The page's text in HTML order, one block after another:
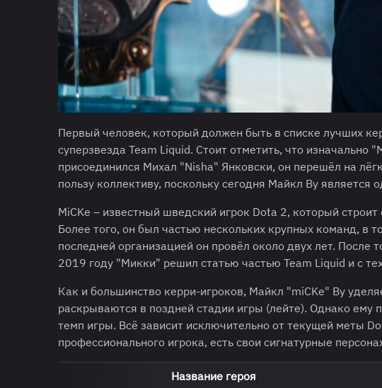
Первый человек, который должен быть в списке лучших
суперзвезда Team Liquid. Стоит отметить, что
присоединился Михал "Nisha" Янковски, он перешёл на
пользу коллективу, поскольку сегодня Майкл Ву является
MiCKe – известный шведский игрок Dota 2, который
Более того, он был частью нескольких крупных команд, в
последней организацией он провёл около двух лет. После
2019 году "Микки" решил статью частью Team Liquid и с
Как и большинство керри-игроков, Майкл "miCKe" Ву
раскрываются в поздней стадии игры (лейте). Однако ему
темп игры. Всё зависит исключительно от текущей меты
профессионального игрока, есть свои сигнатурные
Название героя